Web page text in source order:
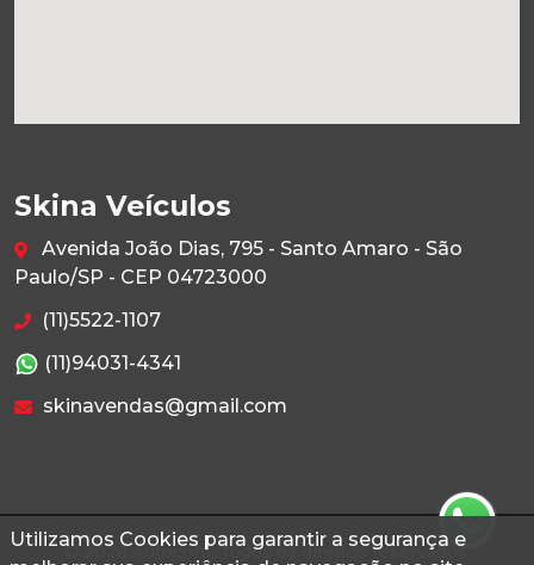
Utilizamos Cookies para garantir a segurança e
Skina Veículos
Avenida João Dias, 795 - Santo Amaro - São
Paulo/SP - CEP 04723000
(11)5522-1107
(11)94031-4341
skinavendas@gmail.com
© 2026 Autoconf. Todos os direitos reservados.